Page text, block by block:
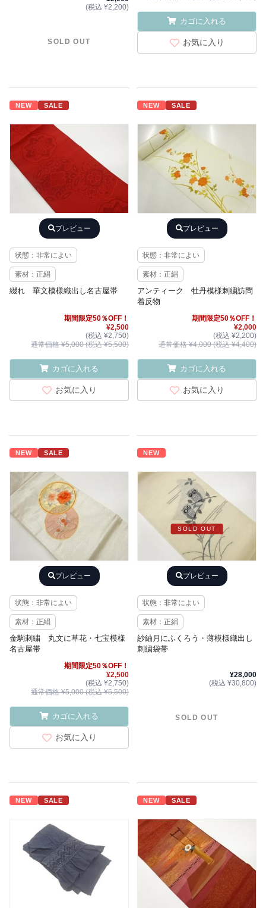
(税込 ¥2,200)
SOLD OUT
カゴに入れる
お気に入り
NEW SALE
プレビュー
状態：非常によい
素材：正絹
綴れ 華文模様織出し名古屋帯
期間限定50％OFF！
¥2,500
(税込 ¥2,750)
通常価格 ¥5,000 (税込 ¥5,500)
カゴに入れる
お気に入り
NEW SALE
プレビュー
状態：非常によい
素材：正絹
アンティーク 牡丹模様刺繍訪問
着反物
期間限定50％OFF！
¥2,000
(税込 ¥2,200)
通常価格 ¥4,000 (税込 ¥4,400)
カゴに入れる
お気に入り
NEW SALE
プレビュー
状態：非常によい
素材：正絹
金駒刺繍 丸文に草花・七宝模様
名古屋帯
期間限定50％OFF！
¥2,500
(税込 ¥2,750)
通常価格 ¥5,000 (税込 ¥5,500)
カゴに入れる
お気に入り
NEW
SOLD OUT
プレビュー
状態：非常によい
素材：正絹
紗紬月にふくろう・薄模様織出し
刺繍袋帯
¥28,000
(税込 ¥30,800)
SOLD OUT
NEW SALE NEW SALE